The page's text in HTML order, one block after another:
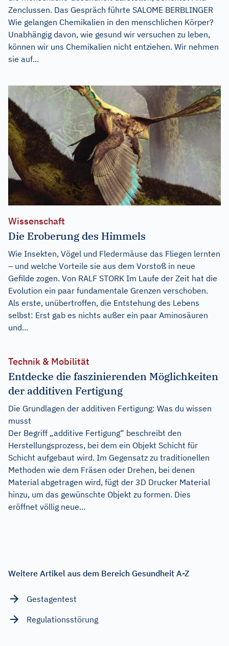
Zenclussen. Das Gespräch führte SALOME BERBLINGER
Wie gelangen Chemikalien in den menschlichen Körper?
Unabhängig davon, wie gesund wir versuchen zu leben,
können wir uns Chemikalien nicht entziehen. Wir nehmen
sie auf...
Wissenschaft
Die Eroberung des Himmels
Wie Insekten, Vögel und Fledermäuse das Fliegen lernten
– und welche Vorteile sie aus dem Vorstoß in neue
Gefilde zogen. Von RALF STORK Im Laufe der Zeit hat die
Evolution ein paar fundamentale Grenzen verschoben.
Als erste, unübertroffen, die Entstehung des Lebens
selbst: Erst gab es nichts außer ein paar Aminosäuren
und...
Technik & Mobilität
Entdecke die faszinierenden Möglichkeiten
der additiven Fertigung
Die Grundlagen der additiven Fertigung: Was du wissen
musst
Der Begriff „additive Fertigung“ beschreibt den
Herstellungsprozess, bei dem ein Objekt Schicht für
Schicht aufgebaut wird. Im Gegensatz zu traditionellen
Methoden wie dem Fräsen oder Drehen, bei denen
Material abgetragen wird, fügt der 3D Drucker Material
hinzu, um das gewünschte Objekt zu formen. Dies
eröffnet völlig neue...
Weitere Artikel aus dem Bereich Gesundheit A-Z
Gestagentest
Regulationsstörung